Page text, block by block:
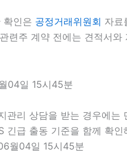
인은 공정거래위원회 자료
련주 계약 전에는 견적서
04일 15시45분
리 상담을 받는 경우에
긴급 출동 기준을 함께 확
월04일 15시45분